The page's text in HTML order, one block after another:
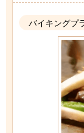
バイキングプ